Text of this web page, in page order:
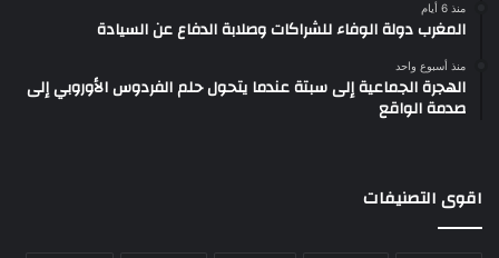
منذ 6 أيام
المغرب دولة الوفاء للشراكات وصلابة الدفاع عن السيادة
منذ أسبوع واحد
الهجرة الجماعية إلى سبتة عندما يتحول حلم الفردوس الأوروبي إلى
صدمة الواقع
اقوى التصنيفات